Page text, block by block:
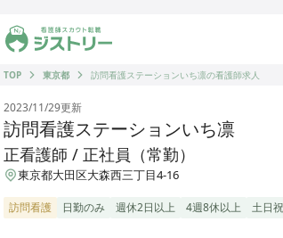
ジストリー 看護師の転職マッチング
TOP
東京都 訪問看護ステーションいち凛の看護師求人
2023/11/29更新
訪問看護ステーションいち凛
正看護師 / 正社員（常勤）
東京都大田区大森西三丁目4-16
訪問看護 日勤のみ 週休2日以上 4週8休以上 土日